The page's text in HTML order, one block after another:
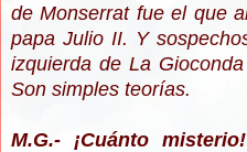
de Monserrat fue el que
papa Julio II. Y
izquierda de La
Son simples teorías.
M.G.- ¡Cuánto